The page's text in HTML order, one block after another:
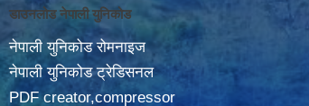
डाउनलोड नेपाली युनिकोड
नेपाली युनिकोड रोमनाइज
नेपाली युनिकोड ट्रेडिसनल
PDF creator,compressor